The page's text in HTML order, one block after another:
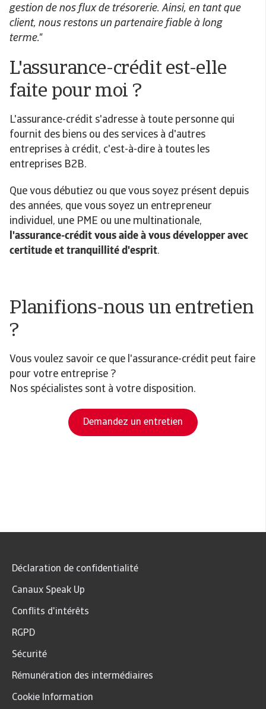
gestion de nos flux de trésorerie. Ainsi, en tant que
client, nous restons un partenaire fiable à long
terme."
L'assurance-crédit est-elle
faite pour moi ?
L'assurance-crédit s'adresse à toute personne qui
fournit des biens ou des services à d'autres
entreprises à crédit, c'est-à-dire à toutes les
entreprises B2B.
Que vous débutiez ou que vous soyez présent depuis
des années, que vous soyez un entrepreneur
individuel, une PME ou une multinationale,
l'assurance-crédit vous aide à vous développer avec
certitude et tranquillité d'esprit.
Planifions-nous un entretien
?
Vous voulez savoir ce que l'assurance-crédit peut faire
pour votre entreprise ?
Nos spécialistes sont à votre disposition.
Demandez un entretien
Déclaration de confidentialité
Canaux Speak Up
Conflits d'intérêts
RGPD
Sécurité
Rémunération des intermédiaires
Cookie Information